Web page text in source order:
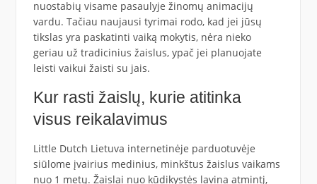
nuostabių visame pasaulyje žinomų animacijų
vardu. Tačiau naujausi tyrimai rodo, kad jei jūsų
tikslas yra paskatinti vaiką mokytis, nėra nieko
geriau už tradicinius žaislus, ypač jei planuojate
leisti vaikui žaisti su jais.
Kur rasti žaislų, kurie atitinka
visus reikalavimus
Little Dutch Lietuva internetinėje parduotuvėje
siūlome įvairius medinius, minkštus žaislus vaikams
nuo 1 metų. Žaislai nuo kūdikystės lavina atmintį,